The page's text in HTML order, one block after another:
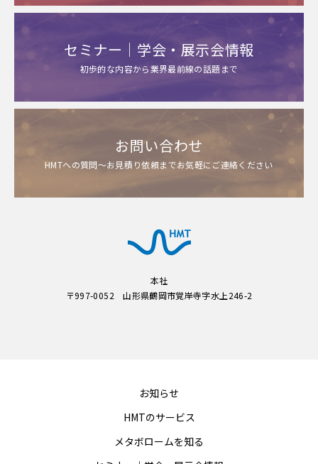
セミナー｜学会・展示会情報
初歩的な内容から業界最前線の話題まで
お問い合わせ
HMTへの質問～お見積り依頼までお気軽にご連絡ください
本社
〒997-0052 山形県鶴岡市覚岸寺字水上246-2
お知らせ
HMTのサービス
メタボロームを知る